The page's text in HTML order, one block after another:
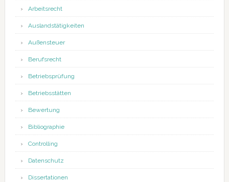
Arbeitsrecht
Auslandstätigkeiten
Außensteuer
Berufsrecht
Betriebsprüfung
Betriebsstätten
Bewertung
Bibliographie
Controlling
Datenschutz
Dissertationen